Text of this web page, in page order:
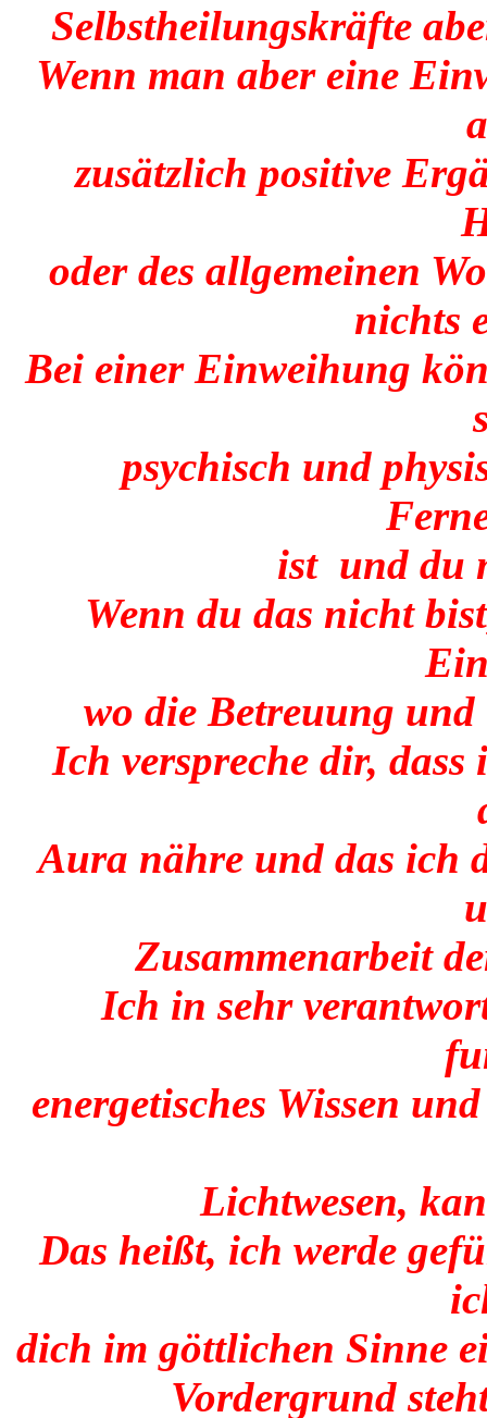
Selbstheilungskräfte
Wenn man aber eine
zusätzlich positive
oder des allgemeinen
nichts
Bei einer Einweihung
psychisch und
ist und du
Wenn du das nicht
wo die Betreuung
Ich verspreche dir,
Aura nähre und das ich
Zusammenarbeit
Ich in sehr
energetisches Wissen
Lichtwesen,
Das heißt, ich werde
dich im göttlichen Sinne
Vordergrund